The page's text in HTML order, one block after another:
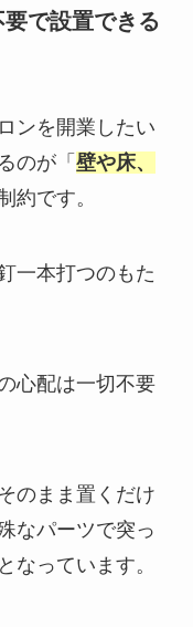
で設置できる
ンを開業したい
のが「 壁や床、
約です。
一本打つのもた
心配は一切不要
のまま置くだけ
なパーツで突っ
なっています。